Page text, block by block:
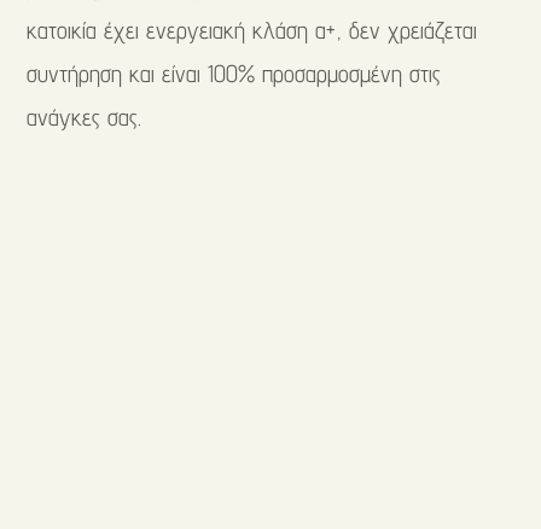
κατοικία έχει ενεργειακή κλάση α+, δεν χρειάζεται
συντήρηση και είναι 100% προσαρμοσμένη στις
ανάγκες σας.